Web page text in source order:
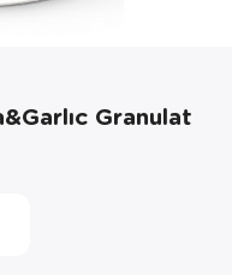
Granulat